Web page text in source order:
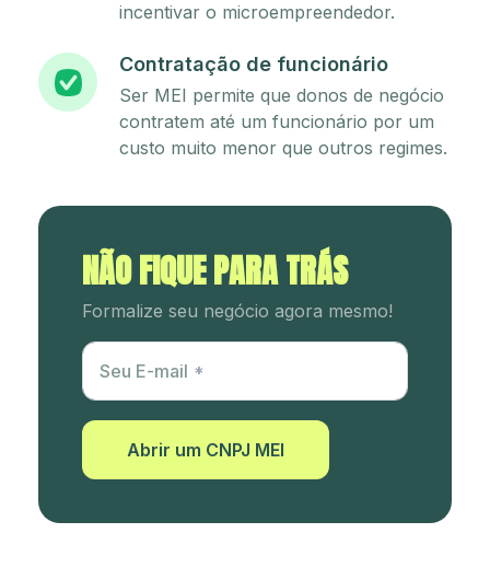
incentivar o microempreendedor.
Contratação de funcionário
Ser MEI permite que donos de negócio
contratem até um funcionário por um
custo muito menor que outros regimes.
NÃO FIQUE PARA TRÁS
Formalize seu negócio agora mesmo!
Utm Content
Seu E-mail
Abrir um CNPJ MEI